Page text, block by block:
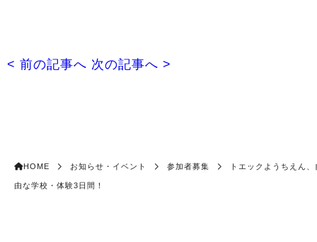
< 前の記事へ 次の記事へ >
HOME お知らせ・イベント 参加者募集 トエックようちえん、
由な学校・体験3日間！